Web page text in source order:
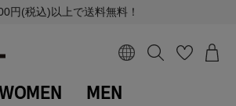
円(税込)以上で送料無料！
MEN